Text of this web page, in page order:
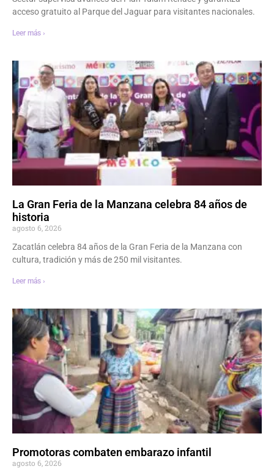
acceso gratuito al Parque del Jaguar para visitantes nacionales.
Leer más ›
La Gran Feria de la Manzana celebra 84 años de
historia
agosto 6, 2026
Zacatlán celebra 84 años de la Gran Feria de la Manzana con
cultura, tradición y más de 250 mil visitantes.
Leer más ›
Promotoras combaten embarazo infantil
agosto 6, 2026